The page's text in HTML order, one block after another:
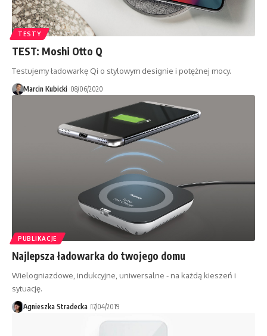
TESTY
TEST: Moshi Otto Q
Testujemy ładowarkę Qi o stylowym designie i potężnej mocy.
Marcin Kubicki 08/06/2020
PUBLIKACJE
Najlepsza ładowarka do twojego domu
Wielogniazdowe, indukcyjne, uniwersalne - na każdą kieszeń i
sytuację.
Agnieszka Stradecka 17/04/2019